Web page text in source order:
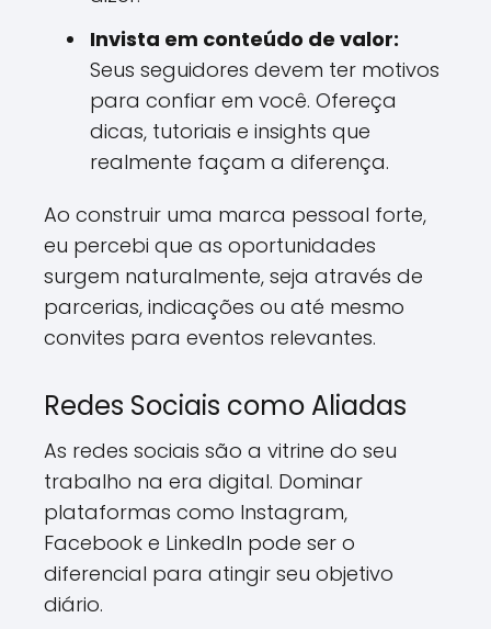
Invista em conteúdo de valor:
Seus seguidores devem ter motivos
para confiar em você. Ofereça
dicas, tutoriais e insights que
realmente façam a diferença.
Ao construir uma marca pessoal forte,
eu percebi que as oportunidades
surgem naturalmente, seja através de
parcerias, indicações ou até mesmo
convites para eventos relevantes.
Redes Sociais como Aliadas
As redes sociais são a vitrine do seu
trabalho na era digital. Dominar
plataformas como Instagram,
Facebook e LinkedIn pode ser o
diferencial para atingir seu objetivo
diário.